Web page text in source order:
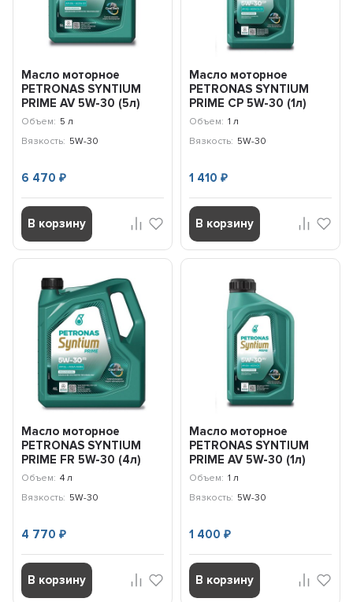
Масло моторное
PETRONAS SYNTIUM
PRIME AV 5W-30 (5л)
71234M12EU
Объем: 5 л
Вязкость: 5W-30
6 470₽
В корзину
Масло моторное
PETRONAS SYNTIUM
PRIME CP 5W-30 (1л)
71233E18EU
Объем: 1 л
Вязкость: 5W-30
1 410 ₽
В корзину
Масло моторное
PETRONAS SYNTIUM
PRIME FR 5W-30 (4л)
71241K1YEU
Объем: 4 л
Вязкость: 5W-30
4 770₽
В корзину
Масло моторное
PETRONAS SYNTIUM
PRIME AV 5W-30 (1л)
71234E18EU
Объем: 1 л
Вязкость: 5W-30
1 400 ₽
В корзину